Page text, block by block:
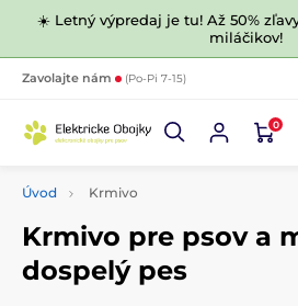
☀️ Letný výpredaj je tu! Až 50%
miláčikov!
Zavolajte nám (Po-Pi 7-15)
0
Úvod Krmivo
Krmivo pre psov a
dospelý pes